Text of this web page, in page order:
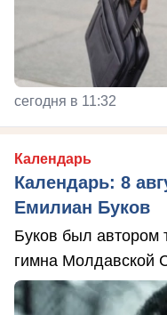
сегодня в 11:32
Календарь
Календарь: 8
Емилиан Буков
Буков был автором
гимна Молдавской